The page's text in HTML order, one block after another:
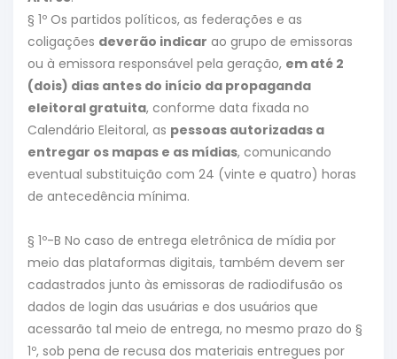
§ 1º Os partidos políticos, as federações e as
coligações deverão indicar ao grupo de emissoras
ou à emissora responsável pela geração, em até 2
(dois) dias antes do início da propaganda
eleitoral gratuita, conforme data fixada no
Calendário Eleitoral, as pessoas autorizadas a
entregar os mapas e as mídias, comunicando
eventual substituição com 24 (vinte e quatro) horas
de antecedência mínima.
§ 1º-B No caso de entrega eletrônica de mídia por
meio das plataformas digitais, também devem ser
cadastrados junto às emissoras de radiodifusão os
dados de login das usuárias e dos usuários que
acessarão tal meio de entrega, no mesmo prazo do §
1º, sob pena de recusa dos materiais entregues por